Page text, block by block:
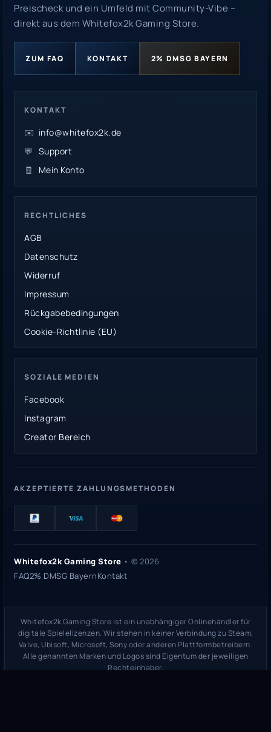
Preischeck und ein Umfeld mit Community-Vibe –
direkt aus dem Whitefox2k Gaming Store.
ZUM FAQ KONTAKT 2% DMSG BAYERN
KONTAKT
✉️ info@whitefox2k.de
💬 Support
🧾
Mein Konto
RECHTLICHES
AGB
Datenschutz
Widerruf
Impressum
Rückgabebedingungen
Cookie-Richtlinie (EU)
SOZIALE MEDIEN
Facebook
Instagram
Creator Bereich
AKZEPTIERTE ZAHLUNGSMETHODEN
Whitefox2k Gaming Store • © 2026
FAQ2% DMSG BayernKontakt
Whitefox2k Gaming Store ist ein unabhängiger Onlinehändler für
digitale Spielelizenzen. Wir stehen in keiner Verbindung zu Steam,
Valve, Ubisoft, Microsoft, Sony oder anderen Plattformbetreibern.
Alle genannten Marken und Logos sind Eigentum der jeweiligen
Rechteinhaber.